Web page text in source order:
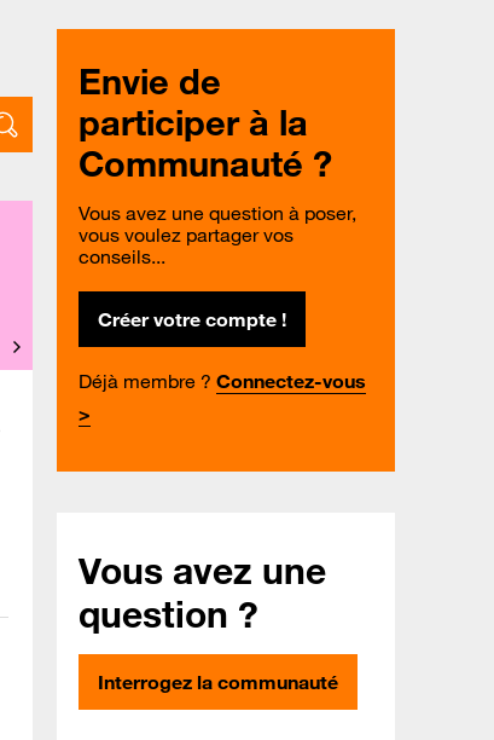
Envie de
participer à la
Communauté ?
Vous avez une question à poser,
vous voulez partager vos
conseils...
Créer votre compte !
Déjà membre ? Connectez-vous
>
Vous avez une
question ?
Interrogez la communauté